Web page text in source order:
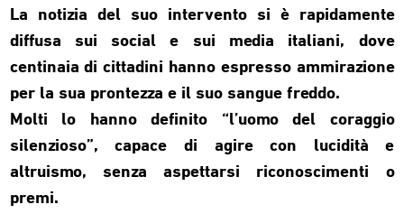
La notizia del suo intervento si è rapidamente
diffusa sui social e sui media italiani, dove
centinaia di cittadini hanno espresso ammirazione
per la sua prontezza e il suo sangue freddo.
Molti lo hanno definito “l’uomo del coraggio
silenzioso”, capace di agire con lucidità e
altruismo, senza aspettarsi riconoscimenti o
premi.